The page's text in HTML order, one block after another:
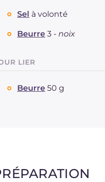
Sel à volonté
Beurre 3 - noix
LIER
Beurre 50 g